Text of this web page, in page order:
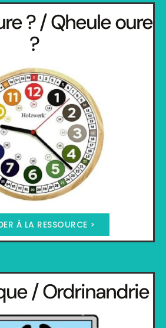
? / Qheule oure
?
À LA RESSOURCE >
/ Ordrinandrie